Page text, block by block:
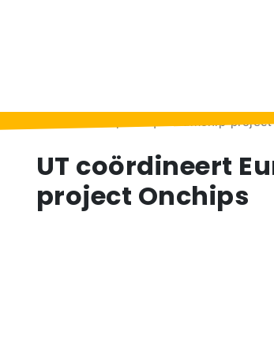
UT coördineert Europees quantumchip-
UT coördineert
project Onchips